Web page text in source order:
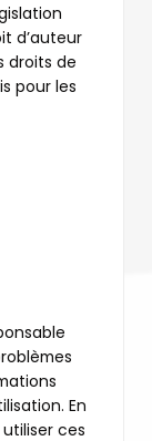
d’auteur
droits de
pour les
En
ces